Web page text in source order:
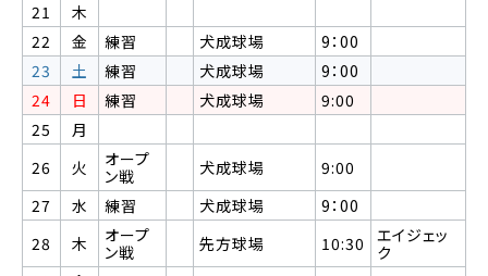
21
木
22
金 練習 犬成球場
9：00
23
土 練習 犬成球場
9：00
24
日 練習 犬成球場
9:00
25
月
26
火
オープ
ン戦
犬成球場
9:00
27
水 練習 犬成球場
9：00
28
木
オープ
ン戦
先方球場 10:30
エイジェッ
ク